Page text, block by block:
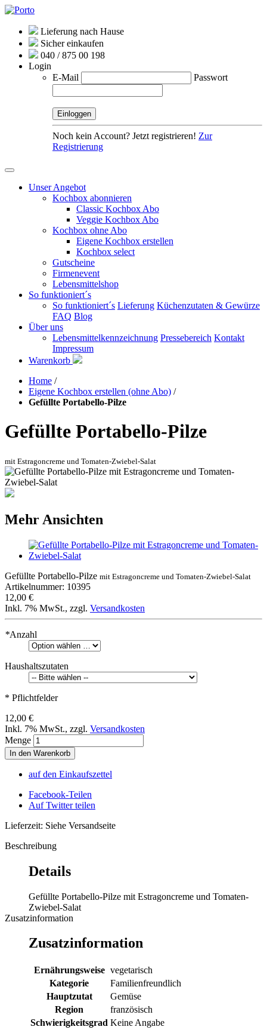
Lieferung nach Hause
Sicher einkaufen
040 / 875 00 198
Login
E-Mail
Passwort
Noch kein Account? Jetzt registrieren! Zur
Registrierung
Unser Angebot
Kochbox abonnieren
Classic Kochbox Abo
Veggie Kochbox Abo
Kochbox ohne Abo
Eigene Kochbox erstellen
Kochbox select
Gutscheine
Firmenevent
Lebensmittelshop
So funktioniert´s
So funktioniert´s Lieferung Küchenzutaten & Gewürze
FAQ Blog
Über uns
Lebensmittelkennzeichnung Pressebereich Kontakt
Impressum
Warenkorb
Home /
Eigene Kochbox erstellen (ohne Abo) /
Gefüllte Portabello-Pilze
Gefüllte Portabello-Pilze
mit Estragoncreme und Tomaten-Zwiebel-Salat
Mehr Ansichten
Gefüllte Portabello-Pilze mit Estragoncreme und Tomaten-Zwiebel-Salat
Artikelnummer: 10395
12,00 €
Inkl. 7% MwSt., zzgl. Versandkosten
*Anzahl
Haushaltszutaten
* Pflichtfelder
12,00 €
Inkl. 7% MwSt., zzgl. Versandkosten
Menge
In den Warenkorb
auf den Einkaufszettel
Facebook-Teilen
Auf Twitter teilen
Lieferzeit: Siehe Versandseite
Beschreibung
Details
Gefüllte Portabello-Pilze mit Estragoncreme und Tomaten-
Zwiebel-Salat
Zusatzinformation
Zusatzinformation
Ernährungsweise vegetarisch
Kategorie
Familienfreundlich
Hauptzutat
Gemüse
Region
französisch
Schwierigkeitsgrad Keine Angabe